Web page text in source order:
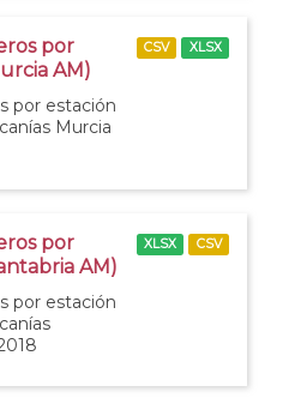
por
AM)
por estación
Murcia
CSV XLSX
por
AM)
por estación
XLSX CSV